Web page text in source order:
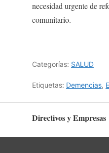
necesidad urgente de
comunitario.
Categorías: SALUD
Etiquetas: Demencias,
Directivos y Empresas